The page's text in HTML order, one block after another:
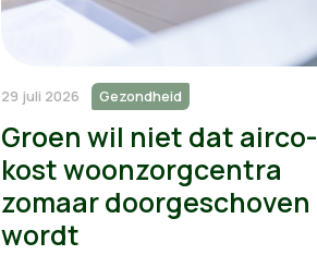
29 juli 2026 Gezondheid
Groen wil niet dat airco-
kost woonzorgcentra
zomaar doorgeschoven
wordt